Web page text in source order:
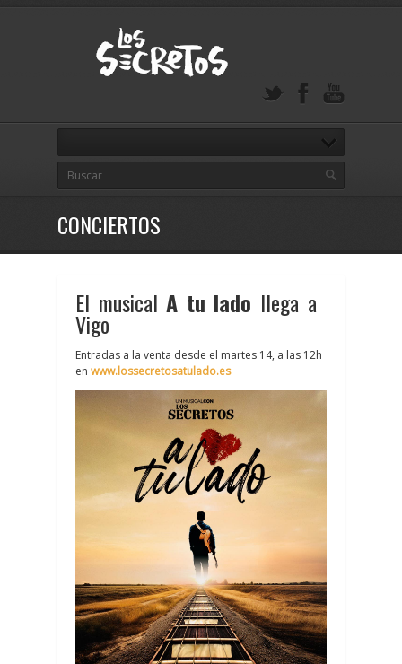
CONCIERTOS
El musicalA tu lado llega a
Vigo
Entradas a la venta desde el martes 14, a las 12h
en www.lossecretosatulado.es